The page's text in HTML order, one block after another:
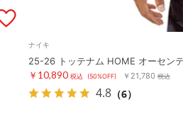
ナイキ
25-26 トッテナム HOME オーセン
￥10,890 税込 (50%OFF) ￥21,780 税込
4.8 （6）